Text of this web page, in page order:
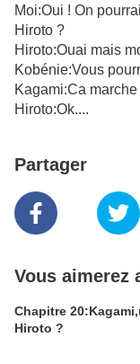
Moi:Oui ! On
Hiroto ?
Hiroto:Ouai mais
Kobénie:Vous
Kagami:Ca marche
Hiroto:Ok....
Partager
Vous aimerez
Chapitre
Hiroto ?